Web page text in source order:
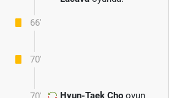
66'
70'
Hyun-Taek Cho oyun